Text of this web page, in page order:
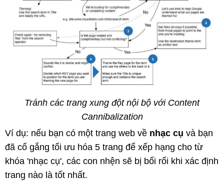
Tránh các trang xung đột nội bộ với Content
Cannibalization
Ví dụ: nếu bạn có một trang web về nhạc cụ và bạn
đã cố gắng tối ưu hóa 5 trang để xếp hạng cho từ
khóa 'nhạc cụ', các con nhện sẽ bị bối rối khi xác định
trang nào là tốt nhất.